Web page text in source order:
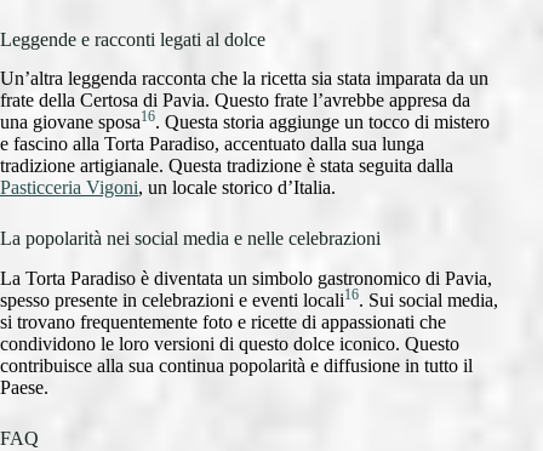
Leggende e racconti legati al dolce
Un’altra leggenda racconta che la ricetta sia stata imparata da un
frate della Certosa di Pavia. Questo frate l’avrebbe appresa da
una giovane sposa16. Questa storia aggiunge un tocco di mistero
e fascino alla Torta Paradiso, accentuato dalla sua lunga
tradizione artigianale. Questa tradizione è stata seguita dalla
Pasticceria Vigoni, un locale storico d’Italia.
La popolarità nei social media e nelle celebrazioni
La Torta Paradiso è diventata un simbolo gastronomico di Pavia,
spesso presente in celebrazioni e eventi locali16. Sui social media,
si trovano frequentemente foto e ricette di appassionati che
condividono le loro versioni di questo dolce iconico. Questo
contribuisce alla sua continua popolarità e diffusione in tutto il
Paese.
FAQ